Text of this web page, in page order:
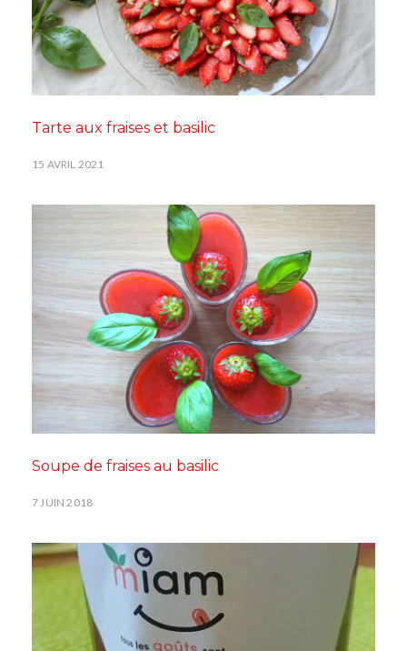
Tarte aux fraises et basilic
15 AVRIL 2021
Soupe de fraises au basilic
7 JUIN 2018